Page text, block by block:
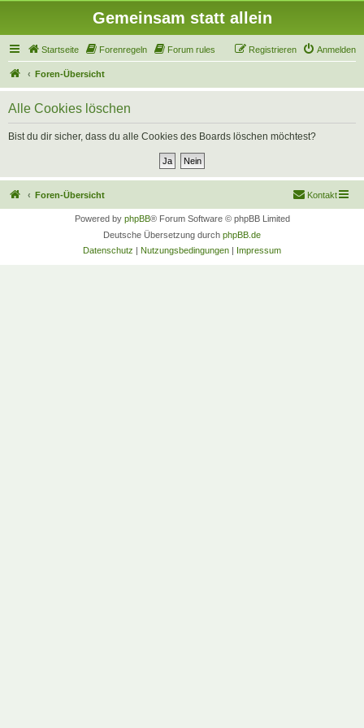
Gemeinsam statt allein
Startseite Forenregeln Forum rules Anmelden
Registrieren
Foren-Übersicht
Alle Cookies löschen
Bist du dir sicher, dass du alle Cookies des Boards löschen möchtest?
Foren-Übersicht Kontakt
Powered by phpBB® Forum Software © phpBB Limited
Deutsche Übersetzung durch phpBB.de
Datenschutz | Nutzungsbedingungen | Impressum